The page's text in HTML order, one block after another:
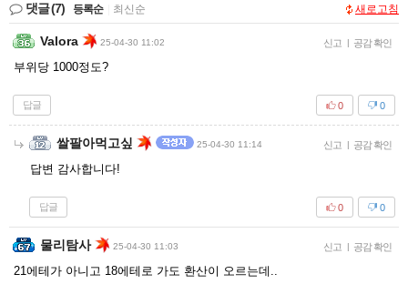
댓글(7) 등록순 최신순 새로고침
Valora 25-04-30 11:02 신고 | 공감 확인
부위당 1000정도?
답글 0
0
쌀팔아먹고싶 25-04-30 11:14 신고 | 공감 확인
답변 감사합니다!
답글 0
0
물리탐사 25-04-30 11:03 신고 | 공감 확인
21에테가 아니고 18에테로 가도 환산이 오르는데..